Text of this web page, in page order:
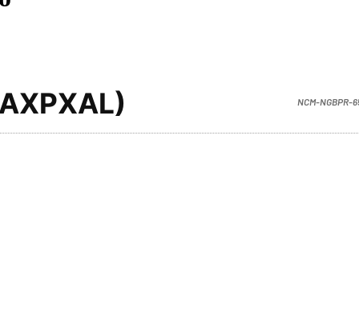
NCM-NGBPR-